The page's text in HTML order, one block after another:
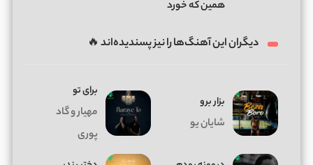
همین که خورد
دیگران این آهنگ‌ها را نیز پسندیده‌اند 🔥
بزار برو
شایان یو
برای تو
مهیار و گاد
پوری